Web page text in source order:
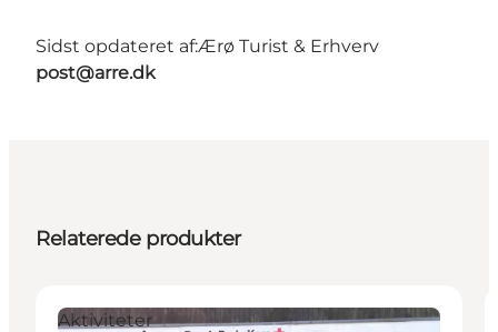
Sidst opdateret af:Ærø Turist & Erhverv
post@arre.dk
Relaterede produkter
Aktiviteter